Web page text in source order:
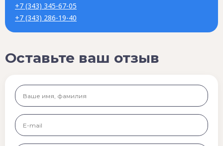
+7 (343) 345-67-05
+7 (343) 286-19-40
Оставьте ваш отзыв